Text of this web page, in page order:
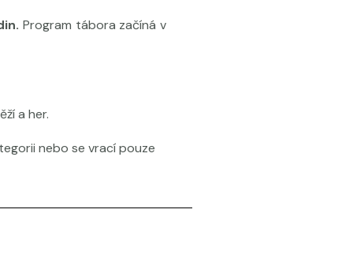
Program tábora začíná v
a her.
nebo se vrací pouze